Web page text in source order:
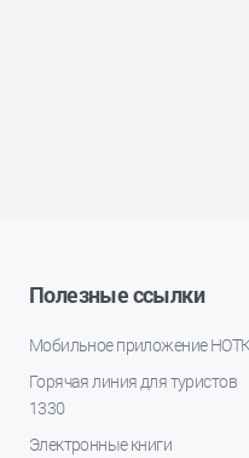
Полезные ссылки
Мобильное приложение НОТК
Горячая линия для туристов
1330
Электронные книги